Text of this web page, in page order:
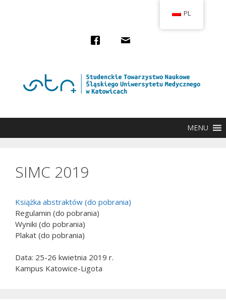
MENU
SIMC 2019
Książka abstraktów (do pobrania)
Regulamin (do pobrania)
Wyniki (do pobrania)
Plakat (do pobrania)
Data: 25-26 kwietnia 2019 r.
Kampus Katowice-Ligota
PL